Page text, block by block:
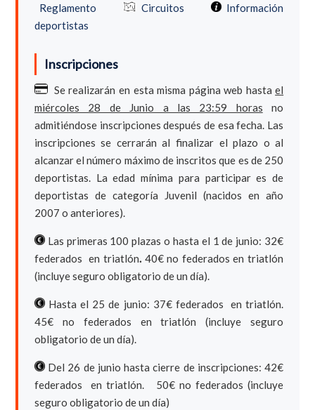
Reglamento Circuitos
Información
deportistas
Inscripciones
Se realizarán en esta misma página web hastael
miércoles 28 de Junio a las 23:59 horas no
admitiéndose inscripciones después de esa fecha. Las
inscripciones se cerrarán al finalizar el plazo o al
alcanzar el número máximo de inscritos que es de 250
deportistas. La edad mínima para participar es de
deportistas de categoría Juvenil (nacidos en año
2007 o anteriores).
Las primeras 100 plazas o hasta el 1 de junio: 32€
federados en triatlón. 40€ no federados en triatlón
(incluye seguro obligatorio de un día).
Hasta el 25 de junio: 37€ federados en triatlón.
45€ no federados en triatlón (incluye seguro
obligatorio de un día).
Del 26 de junio hasta cierre de inscripciones: 42€
federados en triatlón. 50€ no federados (incluye
seguro obligatorio de un día)